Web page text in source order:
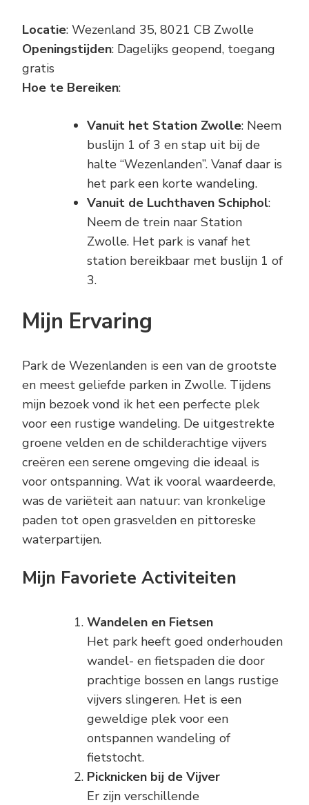
Locatie: Wezenland 35, 8021 CB Zwolle
Openingstijden: Dagelijks geopend, toegang
gratis
Hoe te Bereiken:
Vanuit het Station Zwolle: Neem
buslijn 1 of 3 en stap uit bij de
halte “Wezenlanden”. Vanaf daar is
het park een korte wandeling.
Vanuit de Luchthaven Schiphol:
Neem de trein naar Station
Zwolle. Het park is vanaf het
station bereikbaar met buslijn 1 of
3.
Mijn Ervaring
Park de Wezenlanden is een van de grootste
en meest geliefde parken in Zwolle. Tijdens
mijn bezoek vond ik het een perfecte plek
voor een rustige wandeling. De uitgestrekte
groene velden en de schilderachtige vijvers
creëren een serene omgeving die ideaal is
voor ontspanning. Wat ik vooral waardeerde,
was de variëteit aan natuur: van kronkelige
paden tot open grasvelden en pittoreske
waterpartijen.
Mijn Favoriete Activiteiten
Wandelen en Fietsen
Het park heeft goed onderhouden
wandel- en fietspaden die door
prachtige bossen en langs rustige
vijvers slingeren. Het is een
geweldige plek voor een
ontspannen wandeling of
fietstocht.
Picknicken bij de Vijver
Er zijn verschillende